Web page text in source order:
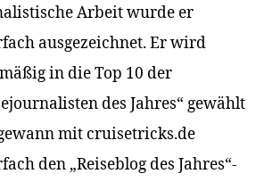
Arbeit wurde er
ausgezeichnet. Er wird
in die Top 10 der
des Jahres“ gewählt
mit cruisetricks.de
den „Reiseblog des Jahres“-